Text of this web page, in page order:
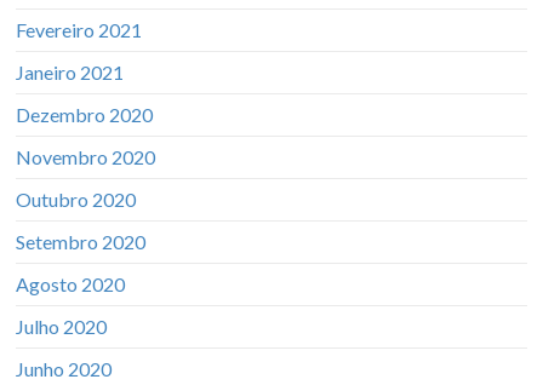
Fevereiro 2021
Janeiro 2021
Dezembro 2020
Novembro 2020
Outubro 2020
Setembro 2020
Agosto 2020
Julho 2020
Junho 2020